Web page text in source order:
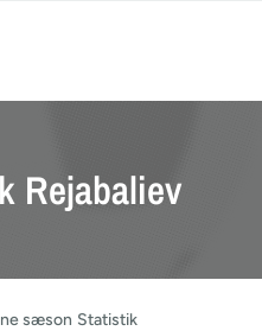
Rejabaliev
sæson Statistik